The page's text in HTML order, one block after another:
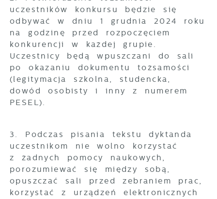
uczestników konkursu będzie się
odbywać w dniu 1 grudnia 2024 roku
na godzinę przed rozpoczęciem
konkurencji w każdej grupie.
Uczestnicy będą wpuszczani do sali
po okazaniu dokumentu tożsamości
(legitymacja szkolna, studencka,
dowód osobisty i inny z numerem
PESEL).
3. Podczas pisania tekstu dyktanda
uczestnikom nie wolno korzystać
z żadnych pomocy naukowych,
porozumiewać się między sobą,
opuszczać sali przed zebraniem prac,
korzystać z urządzeń elektronicznych